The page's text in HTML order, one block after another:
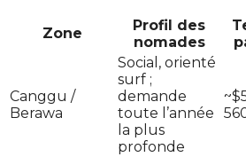
Zone
Profil des
nomades
Canggu /
Berawa
Social, orienté
surf ;
demande
toute l’année
la plus
profonde